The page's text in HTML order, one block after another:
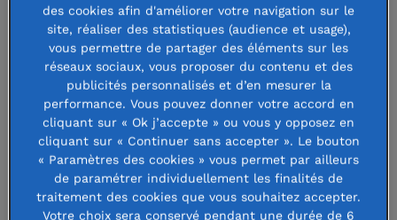
Deux millions d’euros ont ainsi été engagés autour de
quatre volets prioritaires, définis par le comité Solidarité
Liban.
apporter une aide sociale et psycho-sociale aux
habitants les plus touchés ;
soutenir la jeunesse à travers des activités sociales,
éducatives et culturelles ;
soutenir la relance de l'activité économique des petits
des cookies afin d'améliorer votre navigation sur le
site, réaliser des statistiques (audience et usage),
vous permettre de partager des éléments sur les
réseaux sociaux, vous proposer du contenu et des
publicités personnalisés et d’en mesurer la
performance. Vous pouvez donner votre accord en
cliquant sur « Ok j’accepte » ou vous y opposez en
cliquant sur « Continuer sans accepter ». Le bouton
« Paramètres des cookies » vous permet par ailleurs
de paramétrer individuellement les finalités de
traitement des cookies que vous souhaitez accepter.
Votre choix sera conservé pendant une durée de 6